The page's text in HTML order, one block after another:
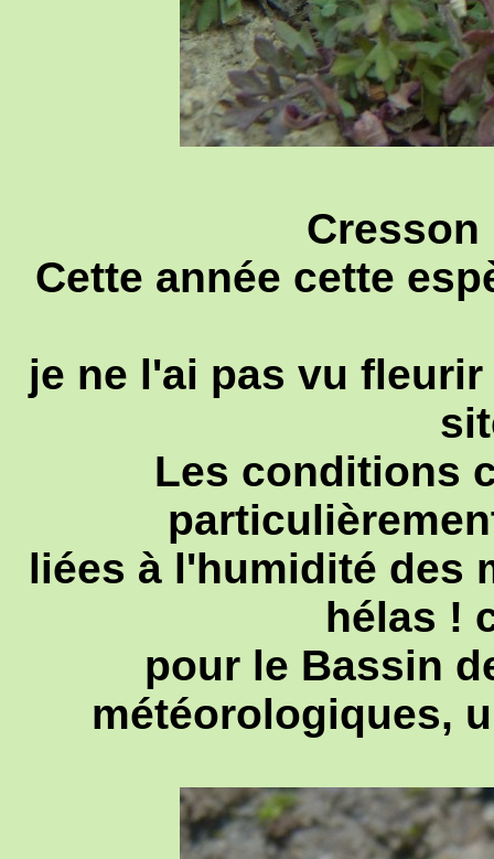
Cresson
Cette année cette
je ne l'ai pas vu
Les conditions
liées à l'humidité des
hélas !
pour le Bassin
météorologiques,